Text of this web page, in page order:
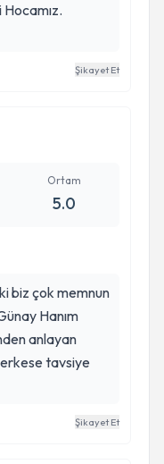
Şikayet Et
Ortam
5.0
biz çok memnun
Hanım
anlayan
tavsiye
Şikayet Et